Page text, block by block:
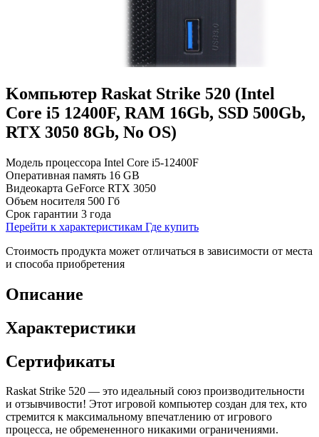
Kомпьютер Raskat Strike 520 (Intel
Core i5 12400F, RAM 16Gb, SSD 500Gb,
RTX 3050 8Gb, No OS)
Модель процессора Intel Core i5-12400F
Оперативная память 16 GB
Видеокарта GeForce RTX 3050
Объем носителя 500 Гб
Срок гарантии 3 года
Перейти к характеристикам Где купить
Стоимость продукта может отличаться в зависимости от места
и способа приобретения
Описание
Характеристики
Сертификаты
Raskat Strike 520 — это идеальный союз производительности
и отзывчивости! Этот игровой компьютер создан для тех, кто
стремится к максимальному впечатлению от игрового
процесса, не обремененного никакими ограничениями.